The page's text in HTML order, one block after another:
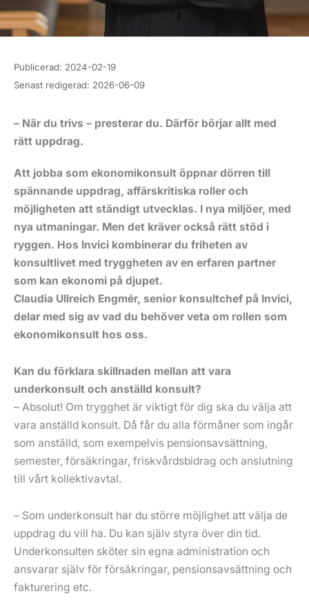
Publicerad: 2024-02-19
Senast redigerad: 2026-06-09
– När du trivs – presterar du. Därför börjar allt med
rätt uppdrag.
Att jobba som ekonomikonsult öppnar dörren till
spännande uppdrag, affärskritiska roller och
möjligheten att ständigt utvecklas. I nya miljöer, med
nya utmaningar. Men det kräver också rätt stöd i
ryggen. Hos Invici kombinerar du friheten av
konsultlivet med tryggheten av en erfaren partner
som kan ekonomi på djupet.
Claudia Ullreich Engmér, senior konsultchef på Invici,
delar med sig av vad du behöver veta om rollen som
ekonomikonsult hos oss.
Kan du förklara skillnaden mellan att vara
underkonsult och anställd konsult?
– Absolut! Om trygghet är viktigt för dig ska du välja att
vara anställd konsult. Då får du alla förmåner som ingår
som anställd, som exempelvis pensionsavsättning,
semester, försäkringar, friskvårdsbidrag och anslutning
till vårt kollektivavtal.
– Som underkonsult har du större möjlighet att välja de
uppdrag du vill ha. Du kan själv styra över din tid.
Underkonsulten sköter sin egna administration och
ansvarar själv för försäkringar, pensionsavsättning och
fakturering etc.